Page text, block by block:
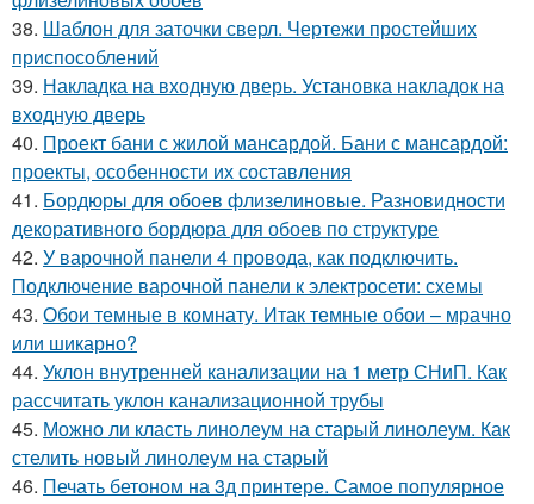
38. Шаблон для заточки сверл. Чертежи простейших
приспособлений
39. Накладка на входную дверь. Установка накладок на
входную дверь
40. Проект бани с жилой мансардой. Бани с мансардой:
проекты, особенности их составления
41. Бордюры для обоев флизелиновые. Разновидности
декоративного бордюра для обоев по структуре
42. У варочной панели 4 провода, как подключить.
Подключение варочной панели к электросети: схемы
43. Обои темные в комнату. Итак темные обои – мрачно
или шикарно?
44. Уклон внутренней канализации на 1 метр СНиП. Как
рассчитать уклон канализационной трубы
45. Можно ли класть линолеум на старый линолеум. Как
стелить новый линолеум на старый
46. Печать бетоном на 3д принтере. Самое популярное